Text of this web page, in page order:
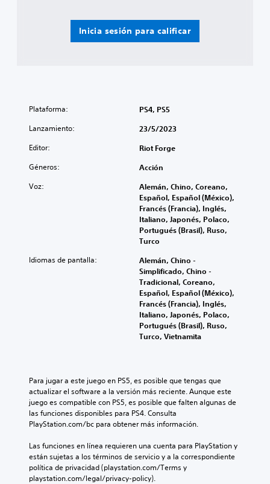
Inicia sesión para calificar
Plataforma: PS4, PS5
Lanzamiento: 23/5/2023
Editor: Riot Forge
Géneros: Acción
Voz:
Alemán, Chino, Coreano,
Español, Español (México),
Francés (Francia), Inglés,
Italiano, Japonés, Polaco,
Portugués (Brasil), Ruso,
Turco
Idiomas de pantalla:
Alemán, Chino -
Simplificado, Chino -
Tradicional, Coreano,
Español, Español (México),
Francés (Francia), Inglés,
Italiano, Japonés, Polaco,
Portugués (Brasil), Ruso,
Turco, Vietnamita
Para jugar a este juego en PS5, es posible que tengas que
actualizar el software a la versión más reciente. Aunque este
juego es compatible con PS5, es posible que falten algunas de
las funciones disponibles para PS4. Consulta
PlayStation.com/bc para obtener más información.
Las funciones en línea requieren una cuenta para PlayStation y
están sujetas a los términos de servicio y a la correspondiente
política de privacidad (playstation.com/Terms y
playstation.com/legal/privacy-policy).